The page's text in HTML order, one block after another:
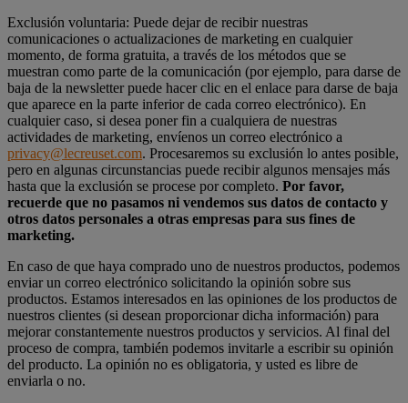
Exclusión voluntaria: Puede dejar de recibir nuestras
comunicaciones o actualizaciones de marketing en cualquier
momento, de forma gratuita, a través de los métodos que se
muestran como parte de la comunicación (por ejemplo, para darse de
baja de la newsletter puede hacer clic en el enlace para darse de baja
que aparece en la parte inferior de cada correo electrónico). En
cualquier caso, si desea poner fin a cualquiera de nuestras
actividades de marketing, envíenos un correo electrónico a
privacy@lecreuset.com. Procesaremos su exclusión lo antes posible,
pero en algunas circunstancias puede recibir algunos mensajes más
hasta que la exclusión se procese por completo. Por favor,
recuerde que no pasamos ni vendemos sus datos de contacto y
otros datos personales a otras empresas para sus fines de
marketing.
En caso de que haya comprado uno de nuestros productos, podemos
enviar un correo electrónico solicitando la opinión sobre sus
productos. Estamos interesados en las opiniones de los productos de
nuestros clientes (si desean proporcionar dicha información) para
mejorar constantemente nuestros productos y servicios. Al final del
proceso de compra, también podemos invitarle a escribir su opinión
del producto. La opinión no es obligatoria, y usted es libre de
enviarla o no.